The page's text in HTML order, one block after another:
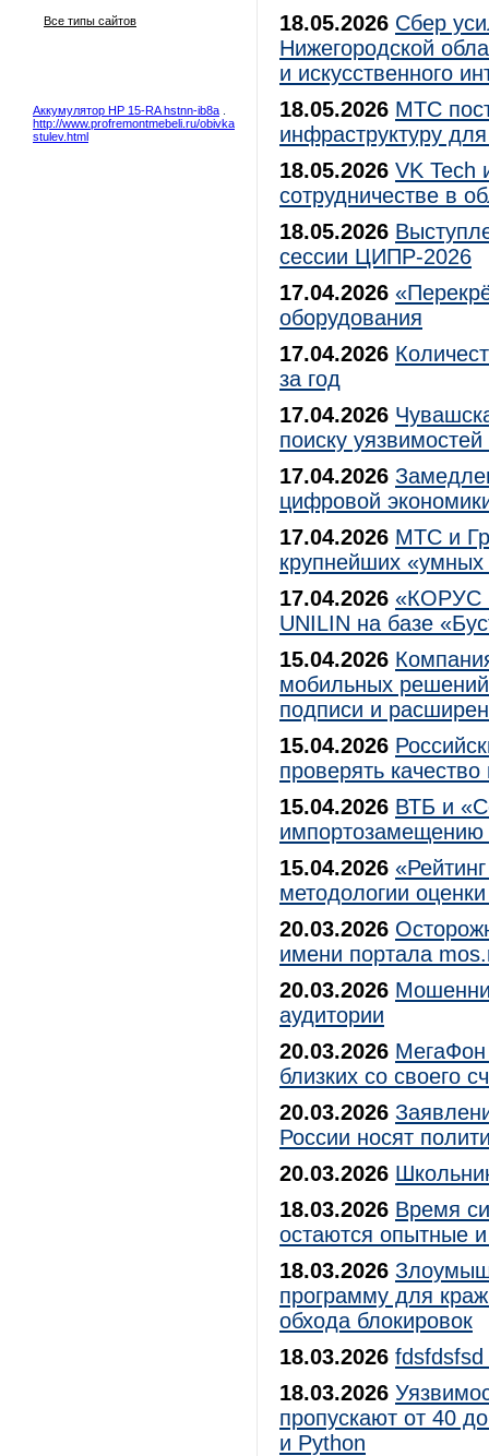
Все типы сайтов
Аккумулятор HP 15-RA hstnn-ib8a
http://www.profremontmebeli.ru/obivka-
stulev.html
18.05.2026 Сбер
Нижегородской
и искусственного
18.05.2026 МТС
инфраструктуру
18.05.2026 VK Tech
сотрудничестве в
18.05.2026
сессии ЦИПР-2026
17.04.2026
оборудования
17.04.2026
за год
17.04.2026
поиску
17.04.2026
цифровой
17.04.2026 МТС и
крупнейших «умных
17.04.2026 «КОРУС
UNILIN на базе
15.04.2026
мобильных
подписи и
15.04.2026
проверять
15.04.2026 ВТБ и
импортозамещению
15.04.2026
методологии
20.03.2026
имени портала
20.03.2026
аудитории
20.03.2026 МегаФон
близких со своего
20.03.2026
России носят
20.03.2026
18.03.2026 Время
остаются опытные
18.03.2026
программу для
обхода блокировок
18.03.2026
18.03.2026
пропускают от 40
и Python